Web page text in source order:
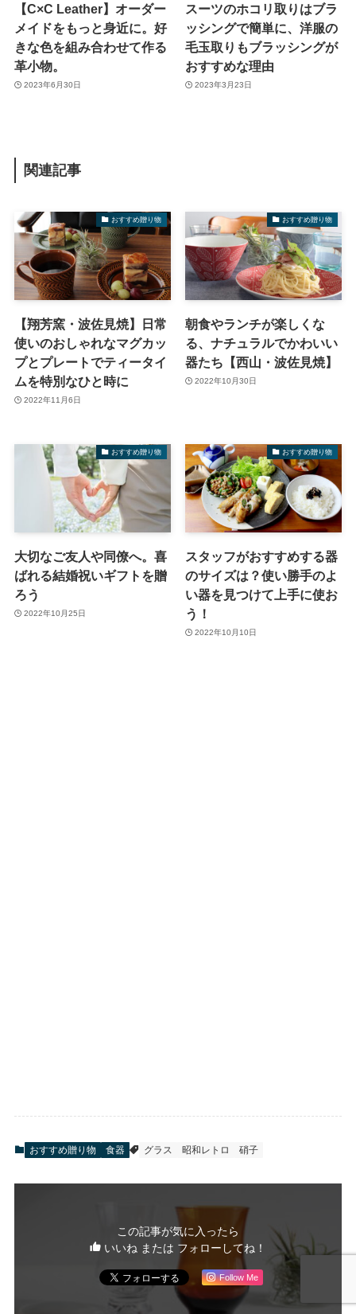
【C×C Leather】オーダー
メイドをもっと身近に。好
きな色を組み合わせて作る
革小物。
2023年6月30日
スーツのホコリ取りはブラ
ッシングで簡単に、洋服の
毛玉取りもブラッシングが
おすすめな理由
2023年3月23日
関連記事
おすすめ贈り物
【翔芳窯・波佐見焼】日常
使いのおしゃれなマグカッ
プとプレートでティータイ
ムを特別なひと時に
2022年11月6日
おすすめ贈り物
朝食やランチが楽しくな
る、ナチュラルでかわいい
器たち【西山・波佐見焼】
2022年10月30日
おすすめ贈り物
大切なご友人や同僚へ。喜
ばれる結婚祝いギフトを贈
ろう
2022年10月25日
おすすめ贈り物
スタッフがおすすめする器
のサイズは？使い勝手のよ
い器を見つけて上手に使お
う！
2022年10月10日
おすすめ贈り物 食器 グラス 昭和レトロ 硝子
この記事が気に入ったら
いいね または フォローしてね！
Follow Me